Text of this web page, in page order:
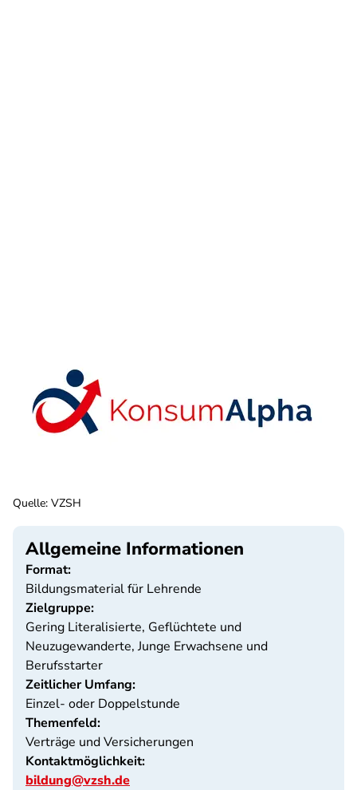
Quelle: VZSH
Allgemeine Informationen
Format:
Bildungsmaterial für Lehrende
Zielgruppe:
Gering Literalisierte, Geflüchtete und
Neuzugewanderte, Junge Erwachsene und
Berufsstarter
Zeitlicher Umfang:
Einzel- oder Doppelstunde
Themenfeld:
Verträge und Versicherungen
Kontaktmöglichkeit:
bildung@vzsh.de